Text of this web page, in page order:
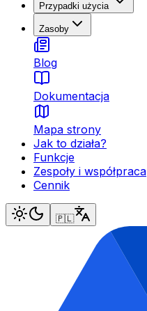
Przypadki użycia
Zasoby
Blog
Dokumentacja
Mapa strony
Jak to działa?
Funkcje
Zespoły i współpraca
Cennik
🇵🇱